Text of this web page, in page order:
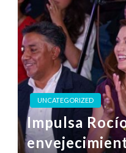
UNCATEGORIZED
Impulsa